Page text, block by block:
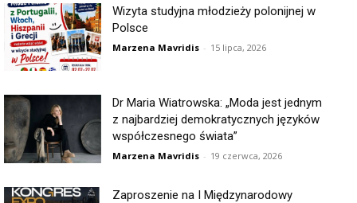
Wizyta studyjna młodzieży polonijnej w
Polsce
Marzena Mavridis - 15 lipca, 2026
Dr Maria Wiatrowska: „Moda jest jednym
z najbardziej demokratycznych języków
współczesnego świata”
Marzena Mavridis - 19 czerwca, 2026
Zaproszenie na I Międzynarodowy